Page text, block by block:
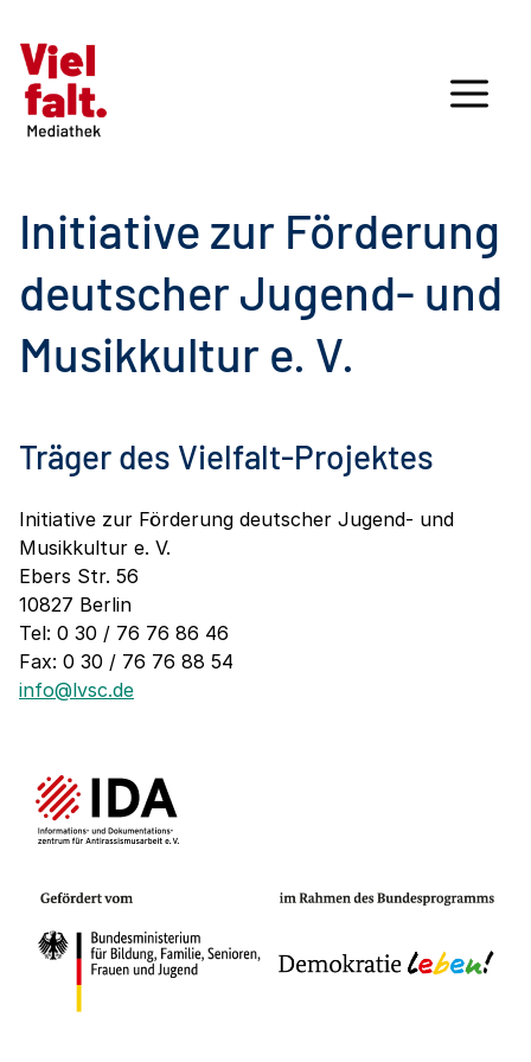
Initiative zur Förderung
deutscher Jugend- und
Musikkultur e. V.
Träger des Vielfalt-Projektes
Initiative zur Förderung deutscher Jugend- und
Musikkultur e. V.
Ebers Str. 56
10827 Berlin
Tel: 0 30 / 76 76 86 46
Fax: 0 30 / 76 76 88 54
info@lvsc.de